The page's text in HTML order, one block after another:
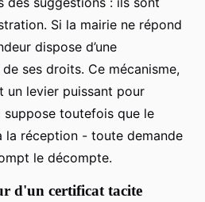
Si la mairie ne répond
dispose d’une
ses droits. Ce mécanisme,
un levier puissant pour
toutefois que le
la réception - toute demande
le décompte.
d'un certificat tacite